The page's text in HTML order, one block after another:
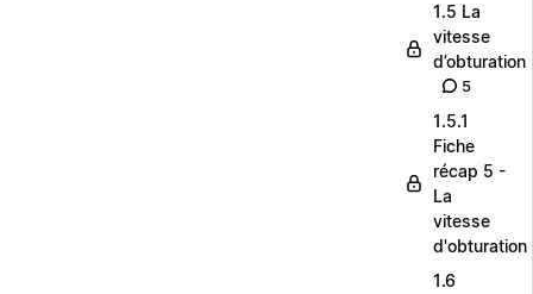
1.5 La
vitesse
d’obturation
5
1.5.1
Fiche
récap 5 -
La
vitesse
d'obturation
1.6